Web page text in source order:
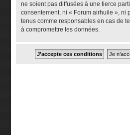
ne soient pas diffusées à une tierce
consentement, ni « Forum airhuile », ni
tenus comme responsables en cas de
à compromettre les données.